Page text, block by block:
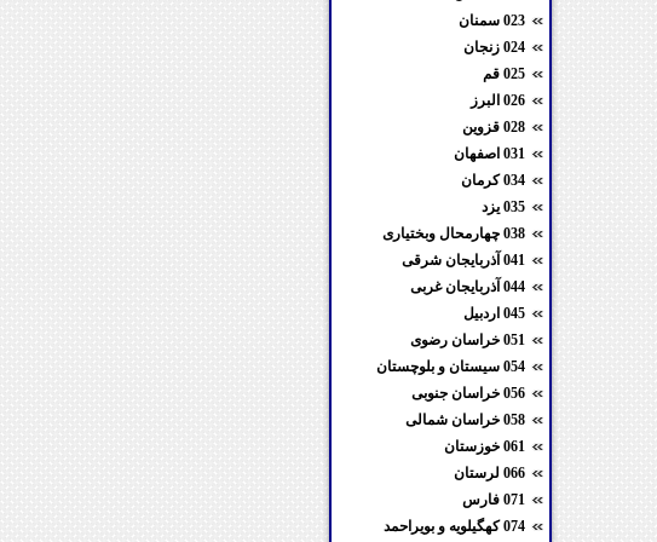
023 سمنان
024 زنجان
025 قم
026 البرز
028 قزوین
031 اصفهان
034 کرمان
035 یزد
038 چهارمحال وبختیاری
041 آذربایجان شرقی
044 آذربایجان غربی
045 اردبیل
051 خراسان رضوی
054 سیستان و بلوچستان
056 خراسان جنوبی
058 خراسان شمالی
061 خوزستان
066 لرستان
071 فارس
074 کهگیلویه و بویراحمد